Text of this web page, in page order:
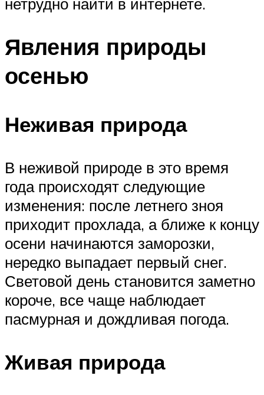
нетрудно найти в интернете.
Явления природы
осенью
Неживая природа
В неживой природе в это время
года происходят следующие
изменения: после летнего зноя
приходит прохлада, а ближе к концу
осени начинаются заморозки,
нередко выпадает первый снег.
Световой день становится заметно
короче, все чаще наблюдает
пасмурная и дождливая погода.
Живая природа